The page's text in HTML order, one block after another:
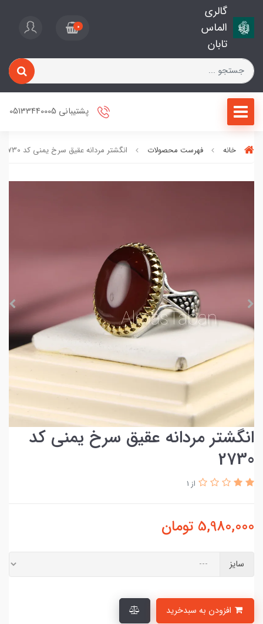
گالری
الماس
تابان
0
پشتیبانی 05133440005
خانه فهرست محصولات انگشتر مردانه عقیق سرخ یمنی کد 2730
انگشتر مردانه عقیق سرخ یمنی کد
2730
از 1
5,980,000 تومان
سایز